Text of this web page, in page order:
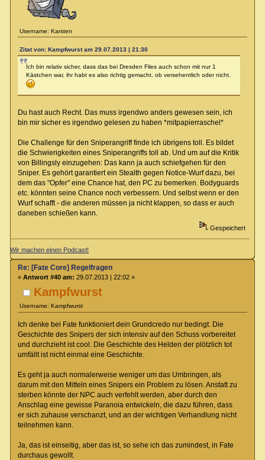
Username: Karsten
Zitat von: Kampfwurst am 29.07.2013 | 21:30
Ich bin relativ sicher, dass das bei Dresden Files auch schon mit nur 1
Kästchen war, ihr habt es also richtig gemacht, ob versehentlich oder nicht.
Du hast auch Recht. Das muss irgendwo anders gewesen sein, ich
bin mir sicher es irgendwo gelesen zu haben *mitpapierraschel*
Die Challenge für den Sniperangriff finde ich übrigens toll. Es bildet
die Schwierigkeiten eines Sniperangriffs toll ab. Und um auf die Kritik
von Billingsly einzugehen: Das kann ja auch schiefgehen für den
Sniper. Es gehört garantiert ein Stealth gegen Notice-Wurf dazu, bei
dem das "Opfer" eine Chance hat, den PC zu bemerken. Bodyguards
etc. könnten seine Chance noch verbessern. Und selbst wenn er den
Wurf schafft - die anderen müssen ja nicht klappen, so dass er auch
daneben schießen kann.
Gespeichert
Wir machen einen Podcast!
Kampfwurst
Username: Kampfwurst
Re: [Fate Core] Regelfragen
« Antwort #40 am: 29.07.2013 | 22:02 »
Ich denke bei Fate funktioniert dein Grundcredo nur bedingt. Die
Geschichte des Snipers der sich intensiv auf den Schuss vorbereitet
und durchzieht ist cool. Die Geschichte des Helden der plötzlich tot
umfällt ist nicht einmal eine Geschichte.
Es geht ja auch normalerweise weniger um das Umbringen, als
darum mit den Mitteln eines Snipers ein Problem zu lösen. Anstatt zu
sterben könnte der NPC auch verfehlt werden, aber durch den
Anschlag eine gewisse Paranoia entwickeln, die dazu führen, dass
er sich zuhause verschanzt, und an der wichtigen Verhandlung nicht
teilnehmen kann.
Ja, das ist einseitig, aber das ist, so sehe ich das zumindest, in Fate
durchaus gewollt.